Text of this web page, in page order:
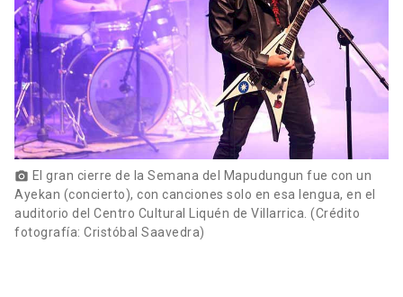
Padres y familia
Vecinos
Mi Portal UC launch
Medios Biblioteca launch
Donaciones launch
photo_camera El gran cierre de la Semana del Mapudungun fue con un
Ayekan (concierto), con canciones solo en esa lengua, en el
auditorio del Centro Cultural Liquén de Villarrica. (Crédito
fotografía: Cristóbal Saavedra)